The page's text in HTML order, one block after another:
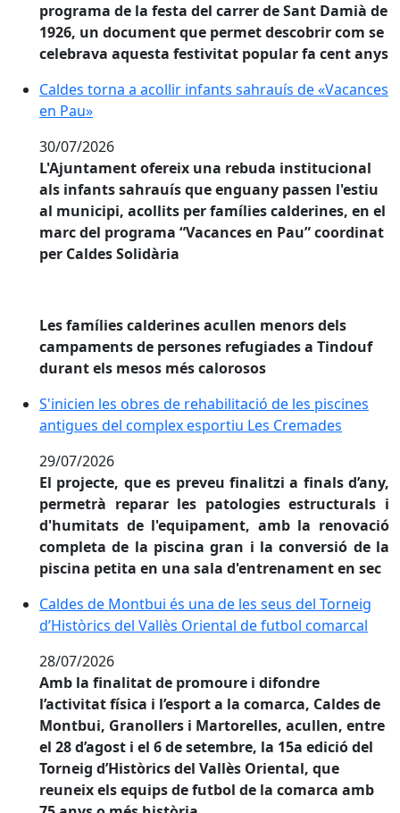
programa de la festa del carrer de Sant Damià de
1926, un document que permet descobrir com se
celebrava aquesta festivitat popular fa cent anys
Caldes torna a acollir infants sahrauís de «Vacances
Caldes torna a acollir infants sahrauís de «Vacances
en Pau»
30/07/2026
L'Ajuntament ofereix una rebuda institucional
als infants sahrauís que enguany passen l'estiu
al municipi, acollits per famílies calderines, en el
marc del programa “Vacances en Pau” coordinat
per Caldes Solidària
Les famílies calderines acullen menors dels
campaments de persones refugiades a Tindouf
durant els mesos més calorosos
S'inicien les obres de rehabilitació de les piscines
S'inicien les obres de rehabilitació de les piscines
antigues del complex esportiu Les Cremades
29/07/2026
El projecte, que es preveu finalitzi a finals d’any,
permetrà reparar les patologies estructurals i
d'humitats de l'equipament, amb la renovació
completa de la piscina gran i la conversió de la
piscina petita en una sala d'entrenament en sec
Caldes de Montbui és una de les seus del Torneig
Caldes de Montbui és una de les seus del Torneig
d’Històrics del Vallès Oriental de futbol comarcal
28/07/2026
Amb la finalitat de promoure i difondre
l’activitat física i l’esport a la comarca, Caldes de
Montbui, Granollers i Martorelles, acullen, entre
el 28 d’agost i el 6 de setembre, la 15a edició del
Torneig d’Històrics del Vallès Oriental, que
reuneix els equips de futbol de la comarca amb